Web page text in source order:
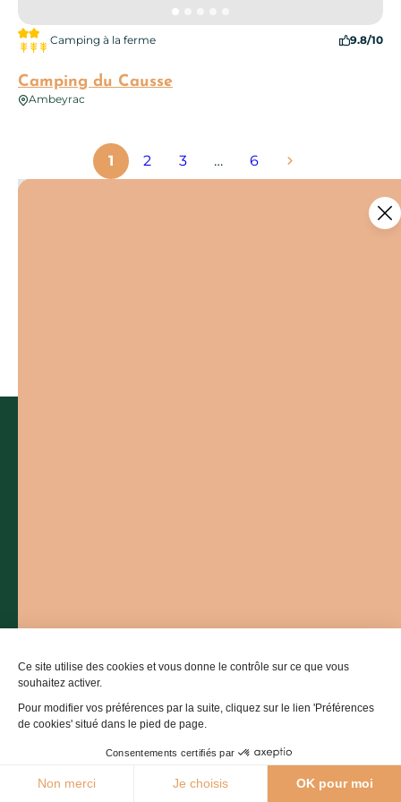
27°C Agenda Webcams Brochures
Filtres
Camping du Causse
2 étoiles
3 épisCamping à la ferme 9.8/10
Ambeyrac
1 2 3 … 6
05 36 16 20 00
L'office de tourisme
Billetterie
Comment venir ?
Ce site utilise des cookies et vous donne le contrôle sur ce que vous
souhaitez activer.
Pour modifier vos préférences par la suite, cliquez sur le lien 'Préférences
de cookies' situé dans le pied de page.
Consentements certifiés par
Non merci Je choisis OK pour moi